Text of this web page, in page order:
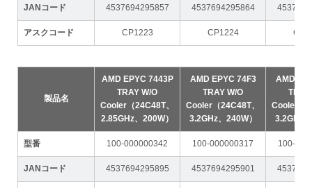
JANコード 4537694295857 4537694295864
アスクコード CP1223 CP1224
製品名
AMD EPYC 7443P
TRAY W/O
Cooler（24C48T、
2.85GHz、200W）
AMD EPYC 74F3
TRAY W/O
Cooler（24C48T、
3.2GHz、240W）
AMD
Cooler（
3.2GHz
型番 100-000000342 100-000000317 100-
JANコード 4537694295895 4537694295901